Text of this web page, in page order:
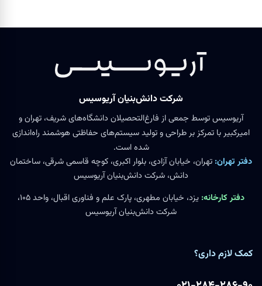
شرکت دانش‌بنیان آریوسیس
آریوسیس توسط جمعی از فارغ‌التحصیلان دانشگاه‌های شریف، تهران و
امیرکبیر با تمرکز بر طراحی و تولید سیستم‌های حفاظتی هوشمند راه‌اندازی
شده است.
دفتر تهران: تهران، خیابان آزادی، بلوار اکبری، کوچه قاسمی شرقی، ساختمان
دانش، شرکت دانش‌بنیان آریوسیس
دفتر کارخانه:
یزد، خیابان مطهری، پارک علم و فناوری اقبال، واحد ۱۰۵،
شرکت دانش‌بنیان آریوسیس
کمک لازم داری؟